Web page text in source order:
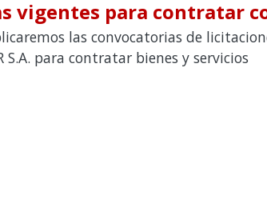
vigentes para contratar
las convocatorias de
S.A. para contratar bienes y servicios